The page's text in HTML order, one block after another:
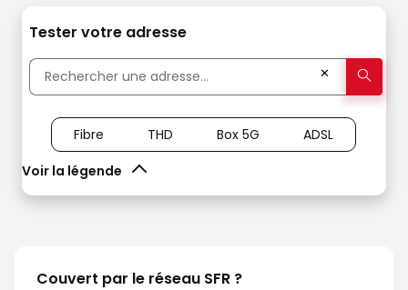
Tester votre adresse
✕
Voir la légende
Fibre THD Box 5G ADSL
Couvert par le réseau SFR ?